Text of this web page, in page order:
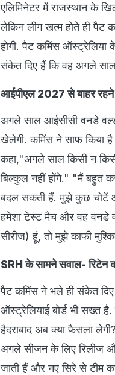
एलिमिनेटर में राजस्थान के
लेकिन लीग खत्म होते ही पैट
होगी. पैट कमिंस
संकेत दिए हैं कि वह अगले
आईपीएल 2027 से बाहर
अगले साल आईसीसी वनडे
खेलेगी. कमिंस ने साफ किया है
कहा,"अगले साल किसी न
बिल्कुल नहीं होंगे." "मैं बहुत
बदल सकती हैं. मुझे कुछ चोटें
हमेशा टेस्ट मैच और वह वनडे
सीरीज) हूं, तो मुझे काफी
SRH के सामने सवाल- रिटेन
पैट कमिंस ने भले ही संकेत दिए
ऑस्ट्रेलियाई बोर्ड भी सख्त
हैदराबाद अब क्या फैसला
अगले सीजन के लिए रिलीज और
जाती हैं और नए सिरे से टीम का